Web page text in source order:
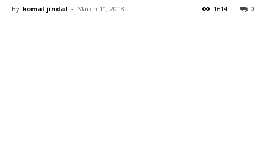
By komal jindal - March 11, 2018 0
1614